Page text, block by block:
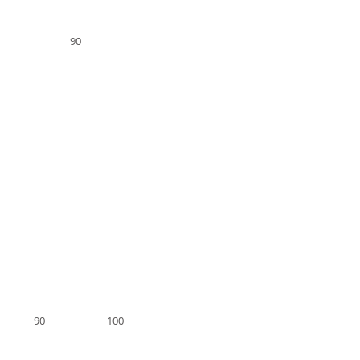
90 100
90